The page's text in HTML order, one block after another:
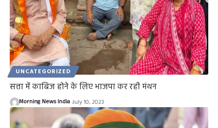
UNCATEGORIZED
सत्ता में काबिज होने के लिए भाजपा कर रही मंथन
Morning News India July 10, 2023